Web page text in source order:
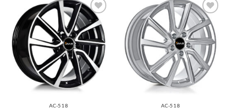
Aggiungi
alla lista
dei
desideri
AC-518
Aggiungi
alla lista
dei
desideri
AC-518